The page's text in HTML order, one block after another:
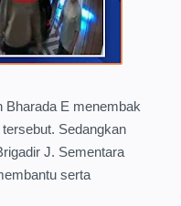
Bharada E menembak
Sedangkan
J. Sementara
serta